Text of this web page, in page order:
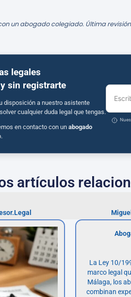
un abogado colegiado. Última
legales
sin registrarte
disposición a nuestro asistente
cualquier duda legal que tengas.
en contacto con unabogado
artículos
La Ley 10/
marco legal
Málaga, los
combinan